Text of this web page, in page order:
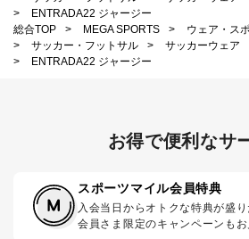
>
ENTRADA22 ジャージー
総合TOP
> MEGA SPORTS >
ウェア・ス
>
サッカー・フットサル > サッカーウェア
>
ENTRADA22 ジャージー
お得で便利なサ
スポーツマイル会員特典
入会当日からオトクな特典が盛り
会員さま限定のキャンペーンもお